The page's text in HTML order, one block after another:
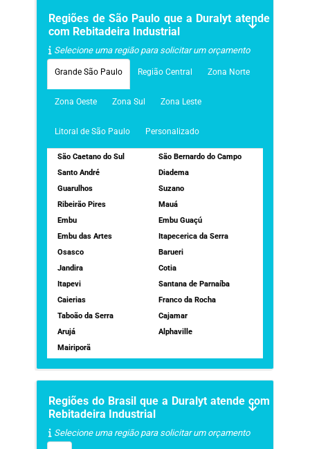
Regiões de São Paulo que a Duralyt atende
com Rebitadeira Industrial
Selecione uma região para solicitar um orçamento
Grande São Paulo Região Central Zona Norte
Zona Oeste Zona Sul Zona Leste
Litoral de São Paulo Personalizado
São Caetano do Sul
São Bernardo do Campo
Santo André
Diadema
Guarulhos
Suzano
Ribeirão Pires
Mauá
Embu
Embu Guaçú
Embu das Artes
Itapecerica da Serra
Osasco
Barueri
Jandira
Cotia
Itapevi
Santana de Parnaíba
Caierias
Franco da Rocha
Taboão da Serra
Cajamar
Arujá
Alphaville
Mairiporã
Regiões do Brasil que a Duralyt atende com
Rebitadeira Industrial
Selecione uma região para solicitar um orçamento